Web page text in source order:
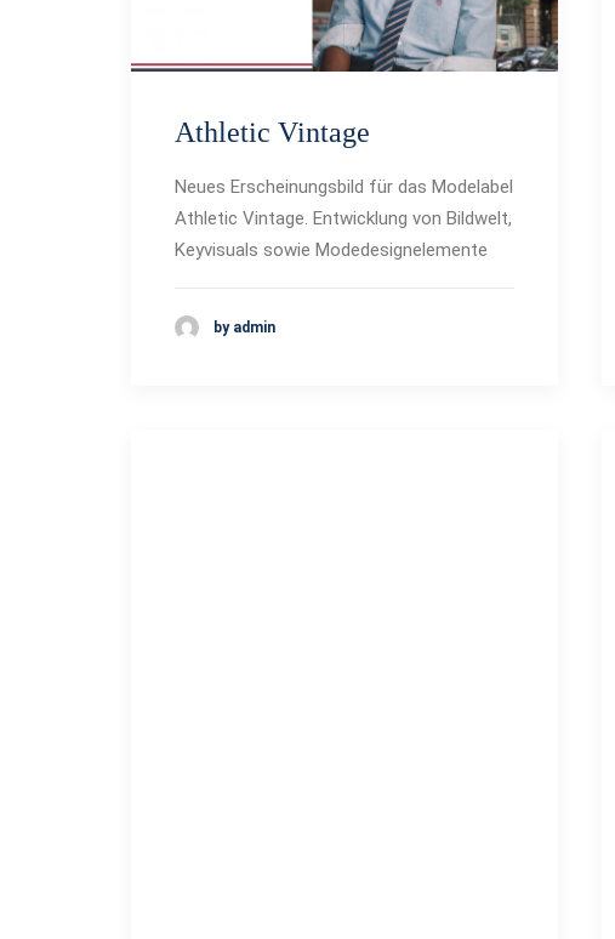
Athletic Vintage
Neues Erscheinungsbild für das Modelabel
Athletic Vintage. Entwicklung von Bildwelt,
Keyvisuals sowie Modedesignelemente
by admin